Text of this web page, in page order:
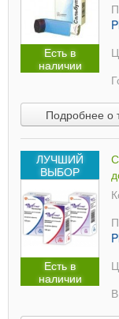
Есть в
наличии
Подробнее о
ЛУЧШИЙ
ВЫБОР
Есть в
наличии